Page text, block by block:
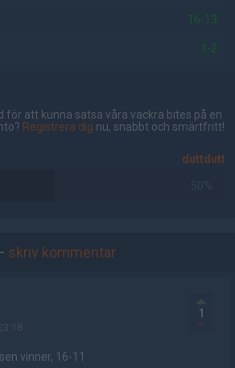
16-13
1-2
för att kunna satsa våra vackra bites på en
Registrera dig nu, snabbt och smärtfritt!
duttdutt
50%
skriv kommentar
1
vinner, 16-11